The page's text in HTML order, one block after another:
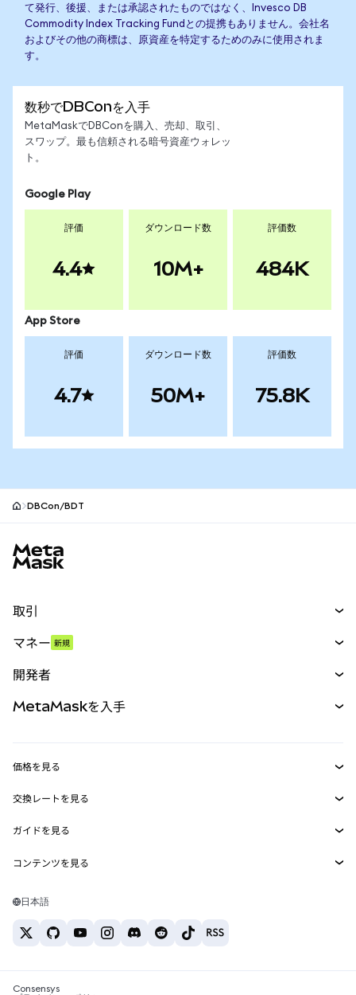
て発行、後援、または承認されたものではなく、Invesco DB
Commodity Index Tracking Fundとの提携もありません。会社名
およびその他の商標は、原資産を特定するためのみに使用されま
す。
数秒でDBConを入手
MetaMaskでDBConを購入、売却、取引、
スワップ。最も信頼される暗号資産ウォレッ
ト。
Google Play
評価
4.4
ダウンロード数
10M+
評価数
484K
App Store
評価
4.7
ダウンロード数
50M+
評価数
75.8K
DBCon/BDT
取引
パーペチュアル
RWA
マネー 新規
開発者
MetaMask Connect
Snaps
Web3サービス
MetaMaskを入手
セキュリティ
サポート
キャリア
お問い合わせ
価格を見る
イーサリアムの価格
Solanaの価格
Tetherの価格
交換レートを見る
ETH→USD
USDT→INR
BTC→INR
ETH→USDT
ガイドを見る
ETHの購入
USDTの購入
SHIBの購入
コンテンツを見る
Solanaウォレット
日本語
Consensys